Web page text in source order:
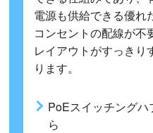
電源も供給できる優れ
コンセントの配線が不
レイアウトがすっきり
ります。
PoEスイッチング
ら